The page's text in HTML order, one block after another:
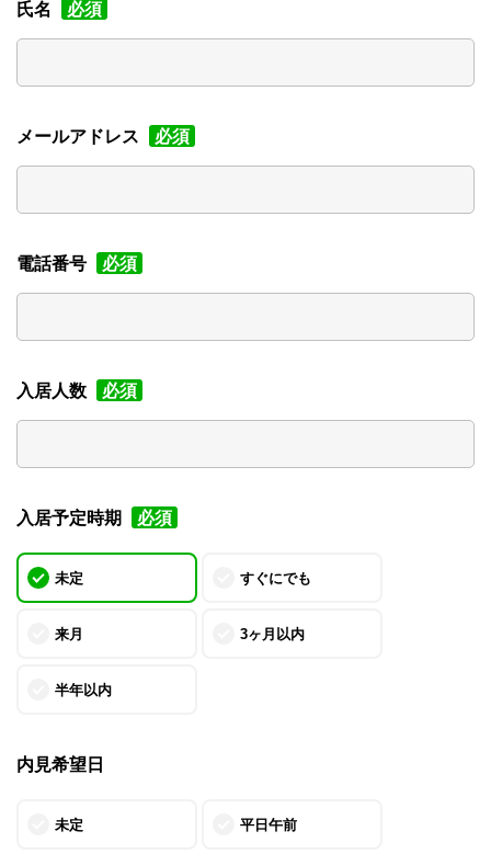
氏名 必須
メールアドレス 必須
電話番号 必須
入居人数 必須
入居予定時期 必須
未定 すぐにでも
来月 3ヶ月以内
半年以内
内見希望日
未定 平日午前